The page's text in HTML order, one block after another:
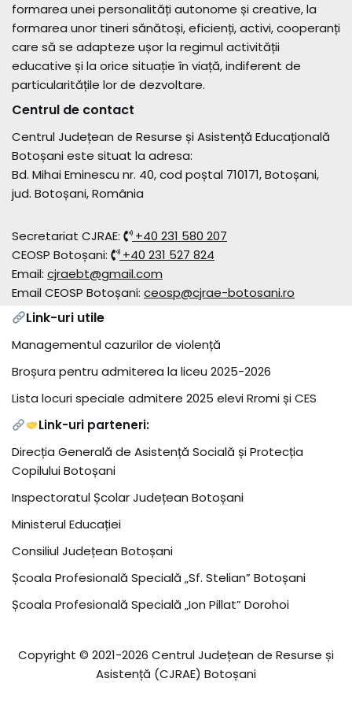
formarea unei personalități autonome și creative, la
formarea unor tineri sănătoși, eficienți, activi, cooperanți
care să se adapteze ușor la regimul activității
educative și la orice situație în viață, indiferent de
particularitățile lor de dezvoltare.
Centrul de contact
Centrul Județean de Resurse și Asistență Educațională
Botoșani este situat la adresa:
Bd. Mihai Eminescu nr. 40, cod poștal 710171, Botoșani,
jud. Botoșani, România
Secretariat CJRAE:
+40 231 580 207
CEOSP Botoșani:
+40 231 527 824
Email: cjraebt@gmail.com
Email CEOSP Botoșani: ceosp@cjrae-botosani.ro
Link-uri utile
Managementul cazurilor de violență
Broșura pentru admiterea la liceu 2025-2026
Lista locuri speciale admitere 2025 elevi Rromi și CES
Link-uri parteneri:
Direcția Generală de Asistență Socială și Protecția
Copilului Botoșani
Inspectoratul Școlar Județean Botoșani
Ministerul Educației
Consiliul Județean Botoșani
Școala Profesională Specială „Sf. Stelian” Botoșani
Școala Profesională Specială „Ion Pillat” Dorohoi
Copyright © 2021-2026 Centrul Județean de Resurse și
Asistență (CJRAE) Botoșani